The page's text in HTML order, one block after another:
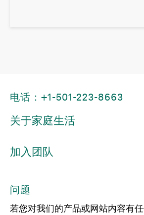
电话：+1-501-223-8663
关于家庭生活
加入团队
问题
若您对我们的产品或网站内容有